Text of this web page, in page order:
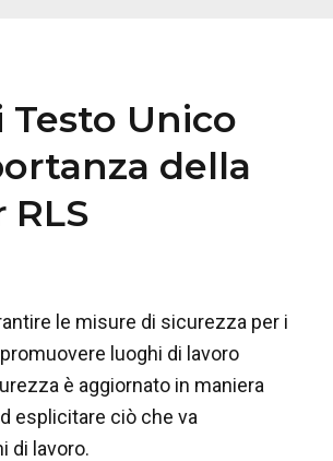
Unico
della
le misure di sicurezza per i
luoghi di lavoro
è aggiornato in maniera
esplicitare ciò che va
di lavoro.